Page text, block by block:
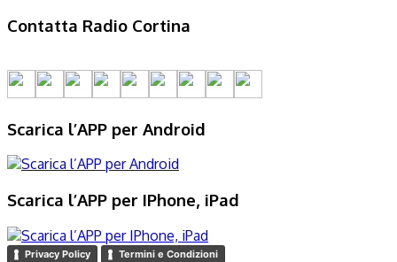
Contatta Radio Cortina
Scarica l’APP per Android
Scarica l’APP per IPhone, iPad
Privacy Policy Termini e Condizioni